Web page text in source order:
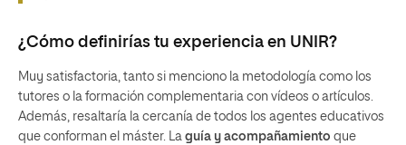
¿Cómo definirías tu experiencia en UNIR?
Muy satisfactoria, tanto si menciono la metodología como los
tutores o la formación complementaria con vídeos o artículos.
Además, resaltaría la cercanía de todos los agentes educativos
que conforman el máster. La guía y acompañamiento que